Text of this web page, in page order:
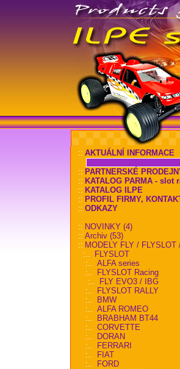
:: AKTUÁLNÍ INFORMACE
:: PARTNERSKÉ
:: KATALOG PARMA - slot
:: KATALOG ILPE
:: PROFIL FIRMY,
:: ODKAZY
:: NOVINKY (4)
:: Archiv (53)
:: MODELY FLY / FLYSLOT
:..
FLYSLOT
:.. ALFA series
:..
FLYSLOT Racing
:..
FLY EVO3 / IBG
:..
FLYSLOT RALLY
:..
BMW
:.. ALFA ROMEO
:..
BRABHAM BT44
:.. CORVETTE
:..
DORAN
:..
FERRARI
:..
FIAT
:..
FORD